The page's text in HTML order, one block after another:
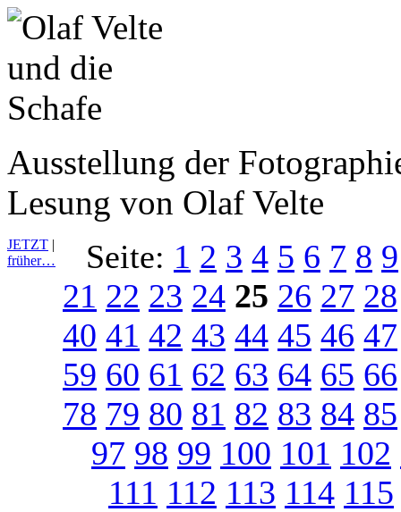
Ausstellung der
Lesung von Olaf Velte
JETZT |
früher…
Seite: 1 2 3 4 5 6 7 8 9
21 22 23 24 25 26 27 28
40 41 42 43 44 45 46 47
59 60 61 62 63 64 65 66
78 79 80 81 82 83 84 85
97 98 99 100 101 102
111 112 113 114 115